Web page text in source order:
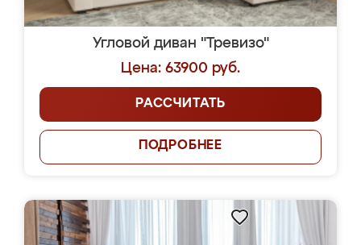
Угловой диван "Тревизо"
Цена: 63900 руб.
РАССЧИТАТЬ
ПОДРОБНЕЕ